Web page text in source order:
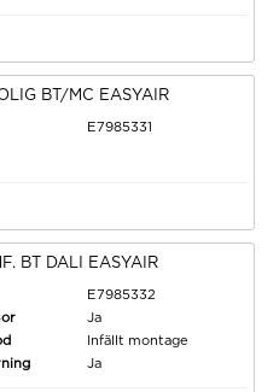
BT/MC EASYAIR
E7985331
BT DALI EASYAIR
E7985332
Ja
Infällt montage
Ja